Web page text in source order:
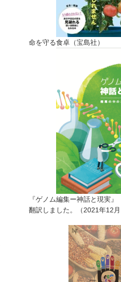
命を守る食卓（宝島社）
『ゲノム編集ー神話と現実』
翻訳しました。（2021年12月